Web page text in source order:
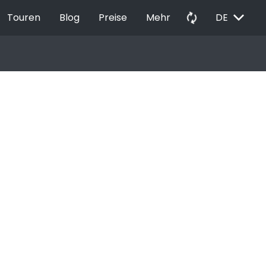
Touren Blog Preise Mehr autorenew DE EXPAND_MORE